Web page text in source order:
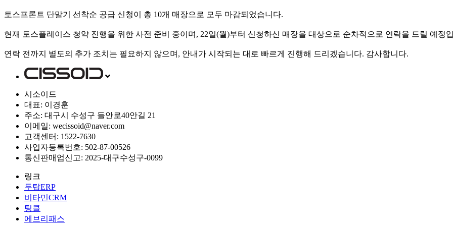
토스프론트 단말기 선착순 공급 신청이 총 10개 매장으로 모두 마감되었습니다.
현재 토스플레이스 청약 진행을 위한 사전 준비 중이며, 22일(월)부터 신청하신 매장을 대상으로 순차적으로 연락을 드릴 예정
연락 전까지 별도의 추가 조치는 필요하지 않으며, 안내가 시작되는 대로 빠르게 진행해 드리겠습니다. 감사합니다.
시소이드
대표: 이경훈
주소: 대구시 수성구 들안로40안길 21
이메일: wecissoid@naver.com
고객센터: 1522-7630
사업자등록번호: 502-87-00526
통신판매업신고: 2025-대구수성구-0099
링크
두탑ERP
비타민CRM
팅클
에브리패스